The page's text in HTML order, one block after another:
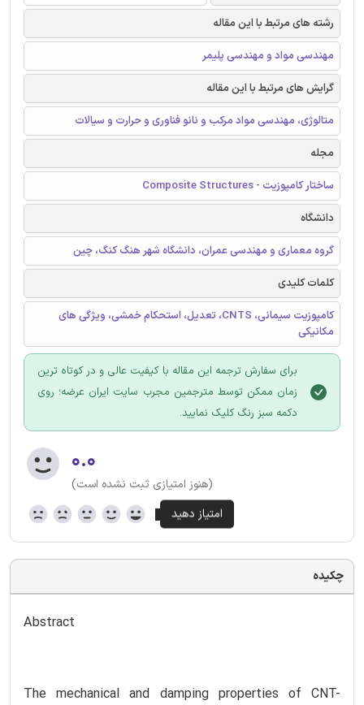
رشته های مرتبط با این مقاله
مهندسی مواد و مهندسی پلیمر
گرایش های مرتبط با این مقاله
متالوژی، مهندسی مواد مرکب و نانو فناوری و حرارت و سیالات
مجله
ساختار کامپوزیت - Composite Structures
دانشگاه
گروه معماری و مهندسی عمران، دانشگاه شهر هنگ کنگ، چین
کلمات کلیدی
کامپوزیت سیمانی، CNTS، تعدیل، استحکام خمشی، ویژگی های
مکانیکی
برای سفارش ترجمه این مقاله با کیفیت عالی و در کوتاه ترین
زمان ممکن توسط مترجمین مجرب سایت ایران عرضه؛ روی
دکمه سبز رنگ کلیک نمایید.
۰.۰
(هنوز امتیازی ثبت نشده است)
چکیده
Abstract
The mechanical and damping properties of CNT-